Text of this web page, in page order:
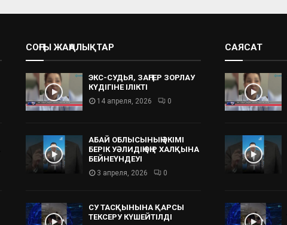
СОҢҒЫ ЖАҢАЛЫҚТАР
ЭКС-СУДЬЯ, ЗАҢГЕР ЗОРЛАУ
КҮДІГІНЕ ІЛІКТІ
14 апреля, 2026 0
АБАЙ ОБЛЫСЫНЫҢ ӘКІМІ
БЕРІК УӘЛИДІҢ ӨҢІР ХАЛҚЫНА
БЕЙНЕҮНДЕУІ
3 апреля, 2026 0
СУ ТАСҚЫНЫНА ҚАРСЫ
ТЕКСЕРУ КҮШЕЙТІЛДІ
САЯСАТ